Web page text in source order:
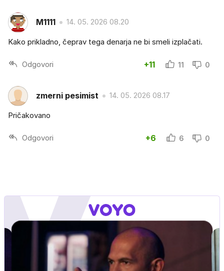
M1111 14. 05. 2026 08.20
Kako prikladno, čeprav tega denarja ne bi smeli izplačati.
Odgovori +11 11 0
zmerni pesimist 14. 05. 2026 08.17
Pričakovano
Odgovori +6 6 0